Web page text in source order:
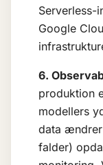
Serverless-
Google
6.
produktion
modellers
data
falder)